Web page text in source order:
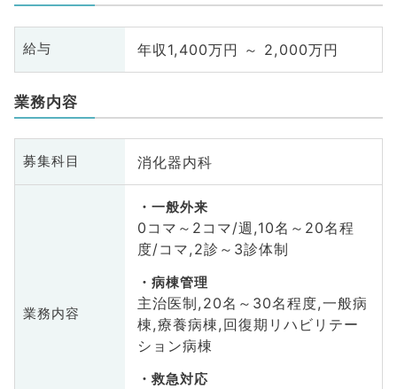
給与 年収1,400万円 ～ 2,000万円
業務内容
募集科目 消化器内科
業務内容
一般外来
0コマ～2コマ/週,10名～20名程
度/コマ,2診～3診体制
病棟管理
主治医制,20名～30名程度,一般病
棟,療養病棟,回復期リハビリテー
ション病棟
救急対応